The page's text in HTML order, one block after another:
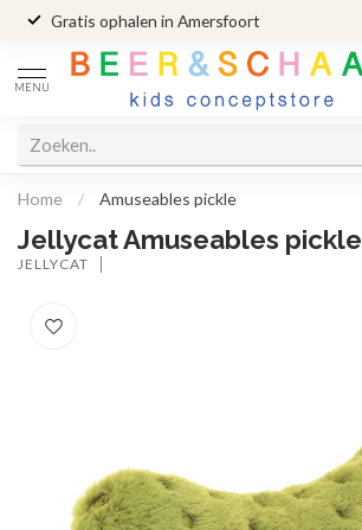
Gratis ophalen in Amersfoort
MENU
Home / Amuseables pickle
Jellycat Amuseables pickle
JELLYCAT